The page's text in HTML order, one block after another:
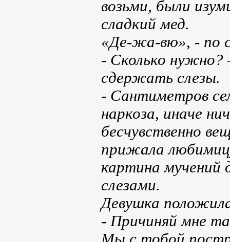
возьми, были
сладкий мед.
«Де-жа-вю», - по
- Сколько нужно?
сдержать слезы.
- Сантиметров
наркоза, иначе
бесчувственно
прижала
картина мучений
слезами.
Девушка
- Причиняй мне